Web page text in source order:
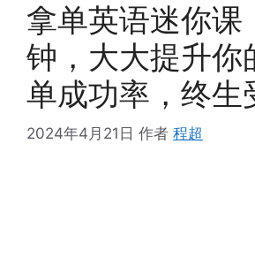
拿单英语迷你课
钟，大大提升你
单成功率，终生
2024年4月21日 作者 程超